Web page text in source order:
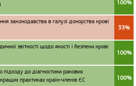
100%
законодавства в галузі донорства крові
33%
звітності щодо якості і безпеки крові
100%
до діагностики ракових
практиках країн-членів ЄС
100%